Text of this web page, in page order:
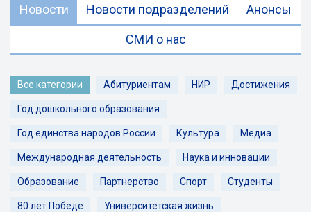
Новости Новости подразделений Анонсы
СМИ о нас
Все категории Абитуриентам НИР Достижения
Год дошкольного образования
Год единства народов России Культура Медиа
Международная деятельность Наука и инновации
Образование Партнерство Спорт Студенты
80 лет Победе Университетская жизнь